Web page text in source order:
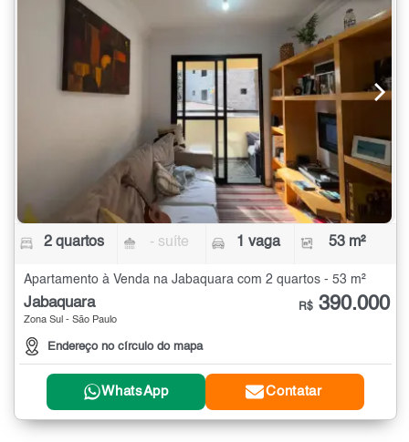
2 quartos - suíte 1 vaga 53 m²
Apartamento à Venda na Jabaquara com 2 quartos - 53 m²
Jabaquara
Zona Sul - São Paulo
Endereço no círculo do mapa
R$ 390.000
WhatsApp Contatar